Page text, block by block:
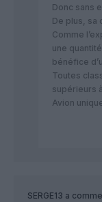
Donc sans
De plus, sa
Comme
une
bénéfice
Toutes
supérieurs
Avion
SERGE13 a